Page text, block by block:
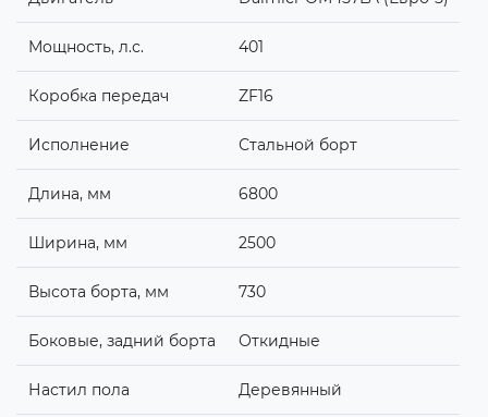
Мощность, л.с. 401
Коробка передач ZF16
Исполнение Стальной борт
Длина, мм 6800
Ширина, мм 2500
Высота борта, мм 730
Боковые, задний борта Откидные
Настил пола Деревянный